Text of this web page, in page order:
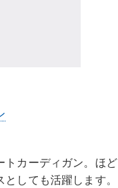
トカーディガン。ほど
しても活躍します。